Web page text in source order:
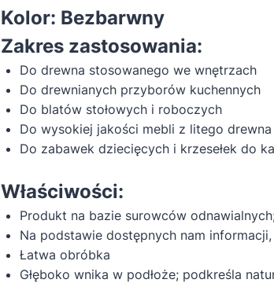
Kolor: Bezbarwny
Zakres zastosowania:
Do drewna stosowanego we wnętrzach
Do drewnianych przyborów kuchennych
Do blatów stołowych i roboczych
Do wysokiej jakości mebli z litego drewna
Do zabawek dziecięcych i krzesełek do
Właściwości:
Produkt na bazie surowców
Na podstawie dostępnych nam
Łatwa obróbka
Głęboko wnika w podłoże; podkreśla